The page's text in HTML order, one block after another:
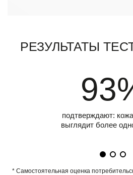
Результаты
подтверждают:
выглядит более
* Самостоятельная оценка